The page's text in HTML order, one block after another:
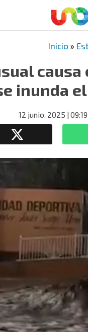
Inicio »
causa
inunda
12 junio, 2025 | 09:19